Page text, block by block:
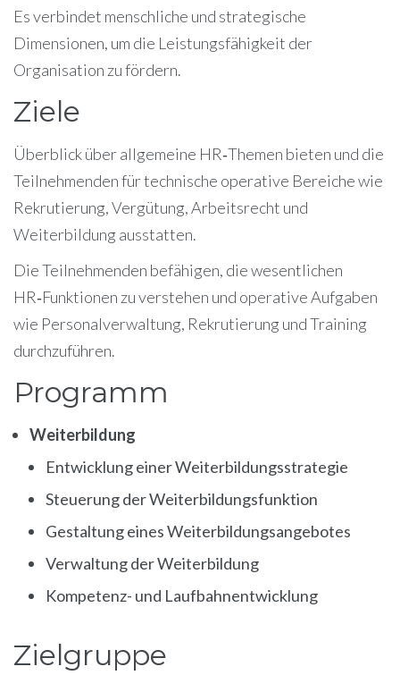
Es verbindet menschliche und strategische
Dimensionen, um die Leistungsfähigkeit der
Organisation zu fördern.
Ziele
Überblick über allgemeine HR‑Themen bieten und die
Teilnehmenden für technische operative Bereiche wie
Rekrutierung, Vergütung, Arbeitsrecht und
Weiterbildung ausstatten.
Die Teilnehmenden befähigen, die wesentlichen
HR‑Funktionen zu verstehen und operative Aufgaben
wie Personalverwaltung, Rekrutierung und Training
durchzuführen.
Programm
Weiterbildung
Entwicklung einer Weiterbildungsstrategie
Steuerung der Weiterbildungsfunktion
Gestaltung eines Weiterbildungsangebotes
Verwaltung der Weiterbildung
Kompetenz- und Laufbahnentwicklung
Zielgruppe